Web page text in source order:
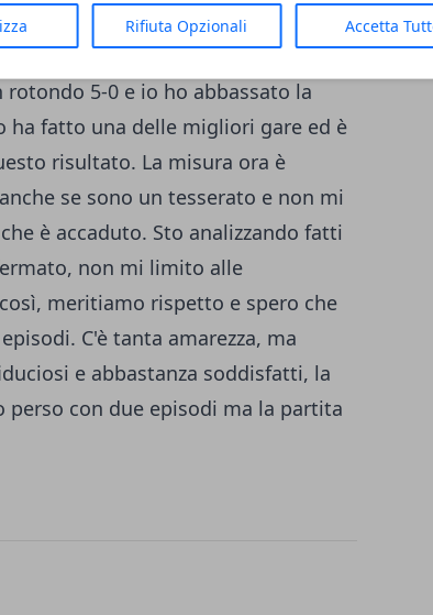
Rifiuta Opzionali Accetta
polemiche degli irpini, con il ds
duramente sentire in sala stampa:
5-0 e io ho abbassato la
ha fatto una delle migliori gare ed è
risultato. La misura ora è
se sono un tesserato e non mi
è accaduto. Sto analizzando fatti
non mi limito alle
meritiamo rispetto e spero che
C'è tanta amarezza, ma
e abbastanza soddisfatti, la
con due episodi ma la partita